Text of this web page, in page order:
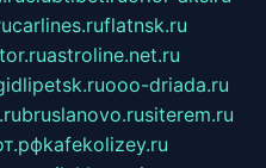
carlines.ruflatnsk.ru
astroline.net.ru
ooo-driada.ru
bruslanovo.rusiterem.ru
kafekolizey.ru